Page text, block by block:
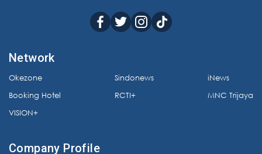
Network
Okezone
Booking Hotel
VISION+
Sindonews
RCTI+
iNews
MNC Trijaya
Company Profile